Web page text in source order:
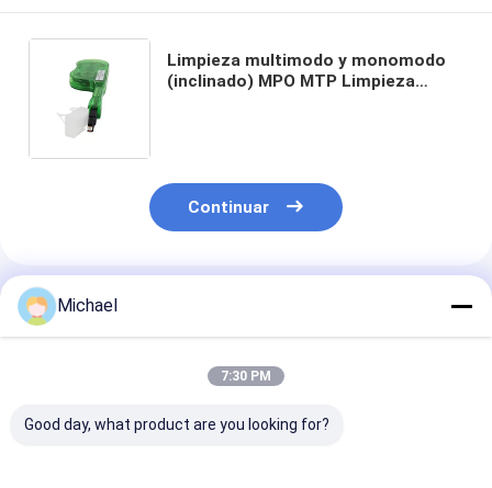
Limpieza multimodo y monomodo
(inclinado) MPO MTP Limpieza
Continuar
Productos Recomendados
Michael
7:30 PM
Good day, what product are you looking for?